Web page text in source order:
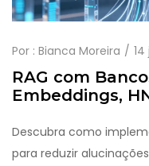
Por : Bianca Moreira
RAG com
Embeddings,
Descubra como
para reduzir